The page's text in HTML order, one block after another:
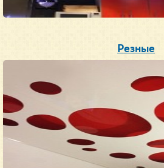
Резные